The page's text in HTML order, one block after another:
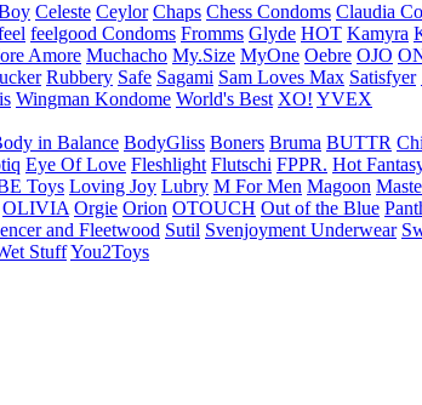
Celeste Ceylor Chaps Chess Condoms Claudia
feelgood Condoms Fromms Glyde HOT Kamyra
Amore Muchacho My.Size MyOne Oebre OJO
Rubbery Safe Sagami Sam Loves Max Satisfyer
Wingman Kondome World's Best XO! YVEX
in Balance BodyGliss Boners Bruma BUTTR
Eye Of Love Fleshlight Flutschi FPPR. Hot
Toys Loving Joy Lubry M For Men Magoon
OLIVIA Orgie Orion OTOUCH Out of the Blue
and Fleetwood Sutil Svenjoyment Underwear
StuffYou2Toys